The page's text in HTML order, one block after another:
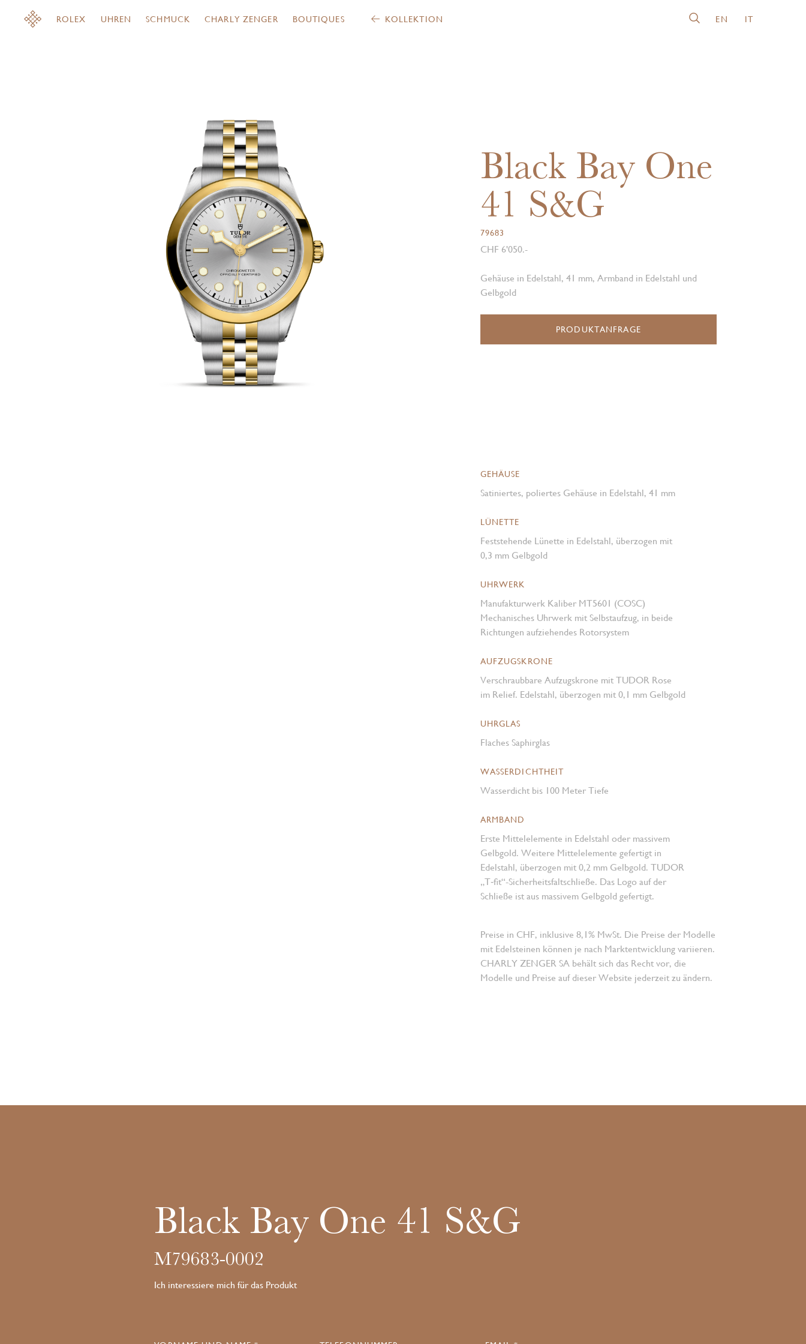
ROLEX UHREN SCHMUCK CHARLY ZENGER BOUTIQUES KOLLEKTION EN IT
Black Bay One
41 S&G
79683
CHF 6'050.-
Gehäuse in Edelstahl, 41 mm, Armband in Edelstahl und
Gelbgold
PRODUKTANFRAGE
GEHÄUSE
Satiniertes, poliertes Gehäuse in Edelstahl, 41 mm
LÜNETTE
Feststehende Lünette in Edelstahl, überzogen mit
0,3 mm Gelbgold
UHRWERK
Manufakturwerk Kaliber MT5601 (COSC)
Mechanisches Uhrwerk mit Selbstaufzug, in beide
Richtungen aufziehendes Rotorsystem
AUFZUGSKRONE
Verschraubbare Aufzugskrone mit TUDOR Rose
im Relief. Edelstahl, überzogen mit 0,1 mm Gelbgold
UHRGLAS
Flaches Saphirglas
WASSERDICHTHEIT
Wasserdicht bis 100 Meter Tiefe
ARMBAND
Erste Mittelelemente in Edelstahl oder massivem
Gelbgold. Weitere Mittelelemente gefertigt in
Edelstahl, überzogen mit 0,2 mm Gelbgold. TUDOR
„T‑fit“-Sicherheits­faltschließe. Das Logo auf der
Schließe ist aus massivem Gelbgold gefertigt.
Preise in CHF, inklusive 8,1% MwSt. Die Preise der Modelle
mit Edelsteinen können je nach Marktentwicklung variieren.
CHARLY ZENGER SA behält sich das Recht vor, die
Modelle und Preise auf dieser Website jederzeit zu ändern.
Black Bay One 41 S&G
M79683-0002
Ich interessiere mich für das Produkt